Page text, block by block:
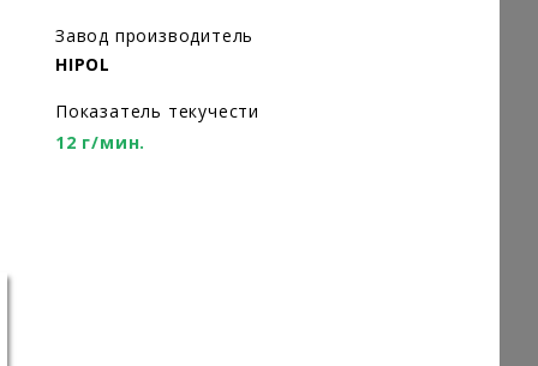
Завод производитель
HIPOL
Показатель текучести
12 г/мин.